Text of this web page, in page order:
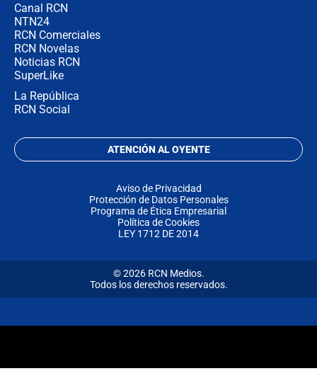
Canal RCN
NTN24
RCN Comerciales
RCN Novelas
Noticias RCN
SuperLike
La República
RCN Social
ATENCIÓN AL OYENTE
Aviso de Privacidad
Protección de Datos Personales
Programa de Ética Empresarial
Política de Cookies
LEY 1712 DE 2014
© 2026 RCN Medios.
Todos los derechos reservados.